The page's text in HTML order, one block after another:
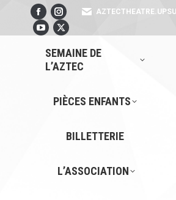
Facebook
page
opens
window
Instagram
page
opens
in
window
YouTube
page
opens
new
X
page
opens
new
SEMAINE DE
L’AZTEC
PIÈCES ENFANTS
BILLETTERIE
L’ASSOCIATION